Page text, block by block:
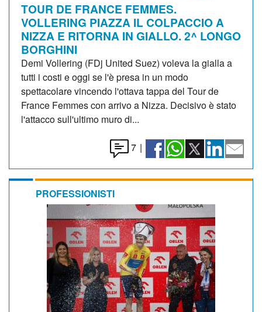
TOUR DE FRANCE FEMMES.
VOLLERING PIAZZA IL COLPACCIO A
NIZZA E RITORNA IN GIALLO. 2^ LONGO
BORGHINI
Demi Vollering (FDj United Suez) voleva la gialla a
tutti i costi e oggi se l'è presa in un modo
spettacolare vincendo l'ottava tappa del Tour de
France Femmes con arrivo a Nizza. Decisivo è stato
l'attacco sull'ultimo muro di...
7 |
PROFESSIONISTI